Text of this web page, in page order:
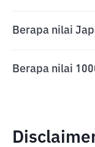
Berapa nilai
Berapa nilai